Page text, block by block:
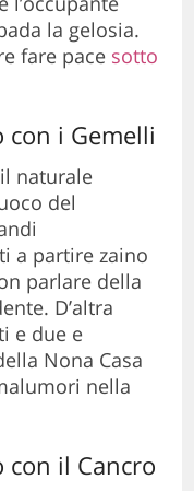
la gelosia.
fare pace sotto
con i Gemelli
naturale
del
a partire zaino
parlare della
D’altra
e due e
Nona Casa
nella
con il Cancro